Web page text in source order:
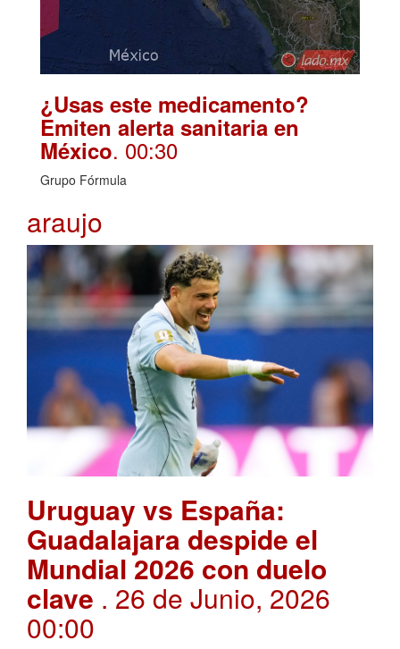
¿Usas este medicamento?
Emiten alerta sanitaria en
México. 00:30
Grupo Fórmula
araujo
Uruguay vs España:
Guadalajara despide el
Mundial 2026 con duelo
clave . 26 de Junio, 2026
00:00